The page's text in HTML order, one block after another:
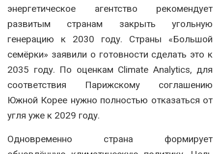
энергетическое агентство рекомендует
развитым странам закрыть угольную
генерацию к 2030 году. Страны «Большой
семёрки» заявили о готовности сделать это к
2035 году. По оценкам Climate Analytics, для
соответствия Парижскому соглашению
Южной Корее нужно полностью отказаться от
угля уже к 2029 году.
Одновременно страна формирует